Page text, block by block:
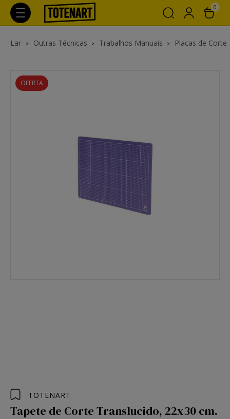
0
Lar Outras Técnicas Trabalhos Manuais Placas de Corte
OFERTA
TOTENART
Tapete de Corte Translucido, 22x30 cm.